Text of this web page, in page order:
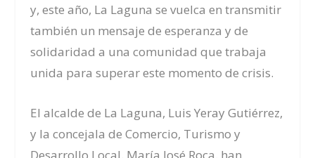
y, este año, La Laguna se vuelca en transmitir
también un mensaje de esperanza y de
solidaridad a una comunidad que trabaja
unida para superar este momento de crisis.
El alcalde de La Laguna, Luis Yeray Gutiérrez,
y la concejala de Comercio, Turismo y
Desarrollo Local, María José Roca, han